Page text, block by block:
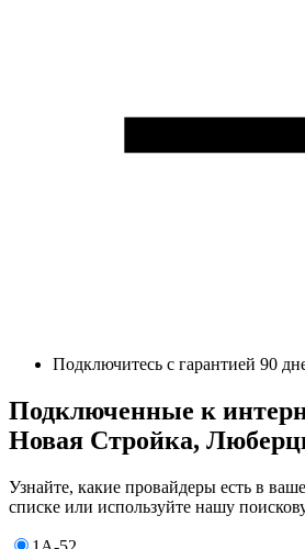
Подключитесь с гарантией 90
Подключенные к
Новая Стройка,
Узнайте, какие провайдеры есть в
списке или используйте нашу